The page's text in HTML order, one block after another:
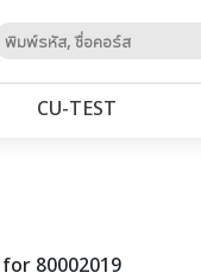
CU‑TEST
80002019